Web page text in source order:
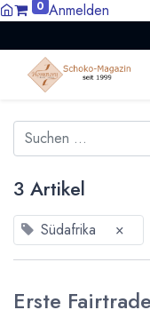
0 Anmelden
3 Artikel
Südafrika ×
Erste